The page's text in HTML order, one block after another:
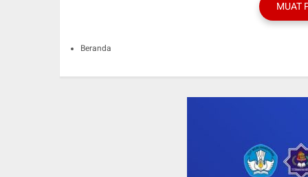
MUAT
Beranda